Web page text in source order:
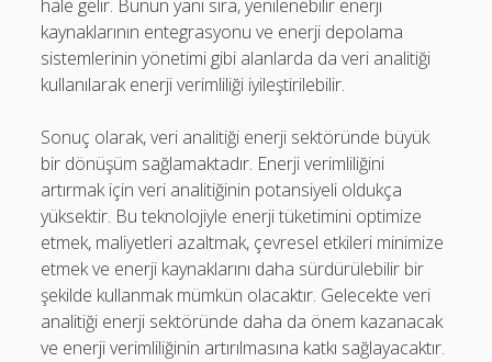
hale gelir. Bunun yanı sıra, yenilenebilir enerji
kaynaklarının entegrasyonu ve enerji depolama
sistemlerinin yönetimi gibi alanlarda da veri analitiği
kullanılarak enerji verimliliği iyileştirilebilir.
Sonuç olarak, veri analitiği enerji sektöründe büyük
bir dönüşüm sağlamaktadır. Enerji verimliliğini
artırmak için veri analitiğinin potansiyeli oldukça
yüksektir. Bu teknolojiyle enerji tüketimini optimize
etmek, maliyetleri azaltmak, çevresel etkileri minimize
etmek ve enerji kaynaklarını daha sürdürülebilir bir
şekilde kullanmak mümkün olacaktır. Gelecekte veri
analitiği enerji sektöründe daha da önem kazanacak
ve enerji verimliliğinin artırılmasına katkı sağlayacaktır.